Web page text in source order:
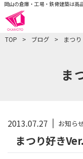
岡山の倉庫・工場・鉄骨建築は高
TOP ブログ まつ
ま
2013.07.27 お知ら
まつり好き